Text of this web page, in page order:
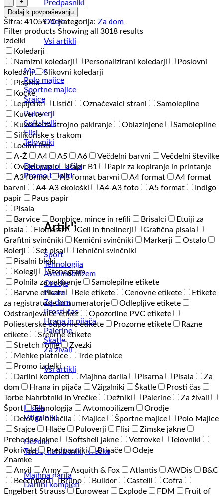
Predpasniki
Brisače
Odeje
Vsi artikli
Majice
Polo majice
Športne majice
Srajce
Puloverji
Softshelli
Flisi
Telovniki
Delovna oblačila
Promo izdelki
Artikli
Šport
Tehnologija
Avtomobilizem
Orodje
Pisarna
Za dom
Prosti čas
Hrana in pijača
Palerine
Škatle
Za živali
Vsi artikli
Pisala
Vžigalniki
Dežniki
Torbe, nahrbtniki, vrečke
Majhna darila
Darilni kompleti
-
Ham
količina
Dodaj k povpraševanju
Šifra: 4105970 Kategorija: Za dom
Filter products Showing all 3018 results
Izdelki
Koledarji
Namizni koledarji
Personalizirani koledarji
Poslovni
koledarji
Slikovni koledarji
Pisarna
Kocke
Lepljene
Lističi Označevalci strani
Samolepilne
Kuverte
Kuverte za strojno pakiranje
Oblazinjene
Samolepilne
Silikonske s trakom
Ločilni listi
A-Ž
A4 A5 A6 Večdelni barvni
Večdelni številke
Ovojni papir
Papir B1
Papir za kopiranje in printanje
A3 format
A3 format barvni A4 format
A4 format
barvni
A4-A3 ekološki A4-A3 foto A5 format
Indigo
papir
Paus papir
Pisala
Barvice
Bombice, mince in refili Brisalci
Etuiji za
pisala
Flomastri Geli in finelinerji
Grafična pisala
Grafitni svinčniki
Kemični svinčniki Markerji
Ostalo
Rolerji
Set pisal
Tehnični svinčniki
Pisalni bloki
Kolegij
Stenogram
Polnila za pakiranje
Samolepilne etikete
Barvne etikete
Bele etikete Cenovne etikete
Etikete
za registratorje in numeratorje
Odlepljive etikete
Odstranjevalec etiket
Opozorilne PVC etikete
Poliesterske odporne etikete
Prozorne etikete
Razne
etikete
Srebrne etikete
Stretch folije
Zvezki
Mehke platnice
Trde platnice
Promo izdelki
Darilni kompleti
Majhna darila Pisarna Pisala
Za
dom
Hrana in pijača Vžigalniki Škatle
Prosti čas
Torbe Nahrbtniki in Vrečke
Dežniki Palerine
Za živali
Šport
Tehnologija Avtomobilizem
Orodje
Delovna oblačila
Majice Športne majice
Polo Majice
Srajce
Hlače Puloverji Flisi
Zimske jakne
Prehodne jakne
Softshell jakne Vetrovke
Telovniki
Pokrivala
Predpasniki Brisače
Odeje
Znamke
Anvil
Army Asquith & Fox Atlantis AWDis
B&C
Beechfield
Bruno Bulldor Castelli
Cofra
Engelbert Strauss
Eurowear Explode FDM
Fruit of